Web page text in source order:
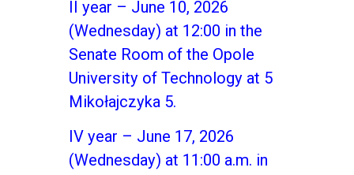
II year – June 10, 2026
(Wednesday) at 12:00 in the
Senate Room of the Opole
University of Technology at 5
Mikołajczyka 5.
IV year – June 17, 2026
(Wednesday) at 11:00 a.m. in